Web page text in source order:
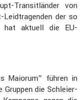
Transit­länder von
der so
hat aktuell die EU-
Maiorum” führen in
Gruppen die Schlei­er­